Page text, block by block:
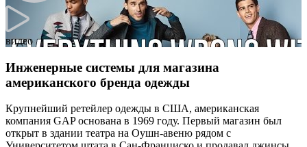
видео
Инженерные системы для магазина
американского бренда одежды
Крупнейший ретейлер одежды в США, американская
компания GAP основана в 1969 году. Первый магазин был
открыт в здании театра на Оушн-авеню рядом с